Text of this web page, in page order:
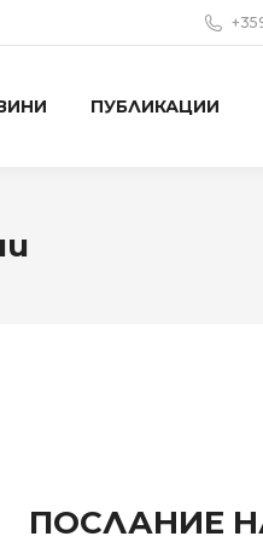
ПУБЛИКАЦИИ
ПОСЛАНИЕ